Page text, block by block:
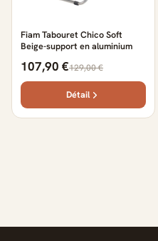
Fiam Tabouret Chico Soft
Beige-support en aluminium
107,90 €129,00 €
Détail